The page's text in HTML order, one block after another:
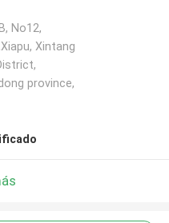
No12,
Xintang
province,